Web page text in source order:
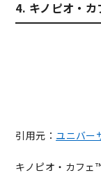
4. キノピオ・
引用元： ユニバー
キノピオ・カフェ